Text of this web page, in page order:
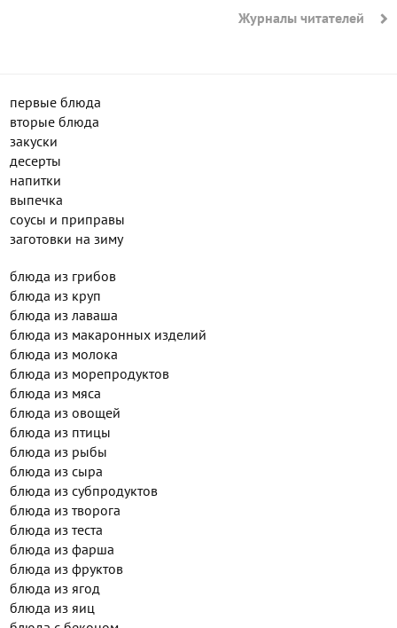
Журналы читателей
первые блюда
вторые блюда
закуски
десерты
напитки
выпечка
соусы и приправы
заготовки на зиму
блюда из грибов
блюда из круп
блюда из лаваша
блюда из макаронных изделий
блюда из молока
блюда из морепродуктов
блюда из мяса
блюда из овощей
блюда из птицы
блюда из рыбы
блюда из сыра
блюда из субпродуктов
блюда из творога
блюда из теста
блюда из фарша
блюда из фруктов
блюда из ягод
блюда из яиц